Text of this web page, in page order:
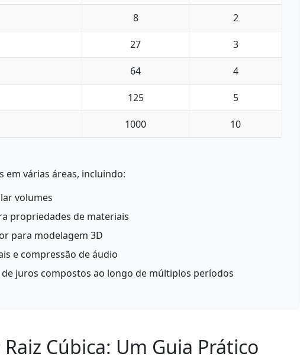
8 2
27 3
64 4
125 5
1000 10
em várias áreas, incluindo:
volumes
propriedades de materiais
para modelagem 3D
e compressão de áudio
de juros compostos ao longo de múltiplos períodos
Cúbica: Um Guia Prático